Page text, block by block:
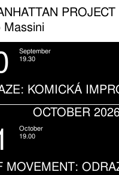
PROJECT
Massini
September
19.30
KOMICKÁ
OCTOBER
October
19.00
MOVEMENT: